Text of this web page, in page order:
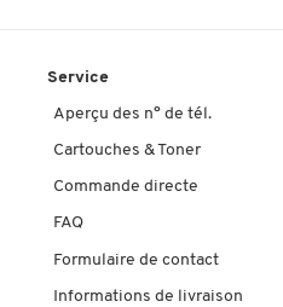
Service
Aperçu des n° de tél.
Cartouches & Toner
Commande directe
FAQ
Formulaire de contact
Informations de livraison